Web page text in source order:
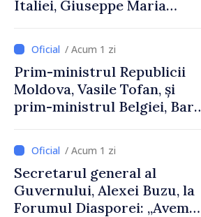
Italiei, Giuseppe Maria
/ Acum 1 zi
Prim-ministrul Republicii
Moldova, Vasile Tofan, și
prim-ministrul Belgiei, Bart
despre parcursul european
al Republicii Moldova.
/ Acum 1 zi
Secretarul general al
Guvernului, Alexei Buzu, la
Forumul Diasporei: „Avem